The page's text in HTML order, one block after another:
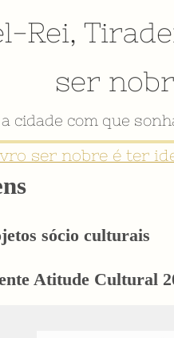
Rei,
ser
ser nobre é ter
sócio culturais
Atitude Cultural